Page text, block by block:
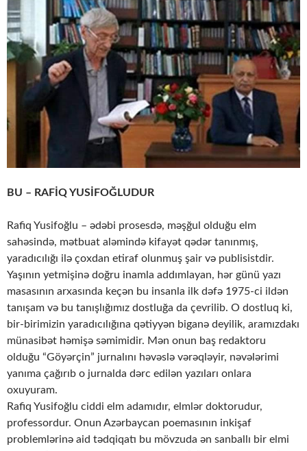
BU – RAFİQ YUSİFOĞLUDUR
Rafiq Yusifoğlu – ədəbi prosesdə, məşğul olduğu elm
sahəsində, mətbuat aləmində kifayət qədər tanınmış,
yaradıcılığı ilə çoxdan etiraf olunmuş şair və publisistdir.
Yaşının yetmişinə doğru inamla addımlayan, hər günü yazı
masasının arxasında keçən bu insanla ilk dəfə 1975-ci ildən
tanışam və bu tanışlığımız dostluğa da çevrilib. O dostluq ki,
bir-birimizin yaradıcılığına qətiyyən biganə deyilik, aramızdakı
münasibət həmişə səmimidir. Mən onun baş redaktoru
olduğu “Göyərçin” jurnalını həvəslə vərəqləyir, nəvələrimi
yanıma çağırıb o jurnalda dərc edilən yazıları onlara
oxuyuram.
Rafiq Yusifoğlu ciddi elm adamıdır, elmlər doktorudur,
professordur. Onun Azərbaycan poemasının inkişaf
problemlərinə aid tədqiqatı bu mövzuda ən sanballı bir elmi